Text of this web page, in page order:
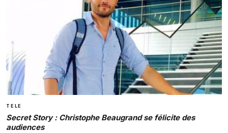
TELE
Secret Story : Christophe Beaugrand se félicite des
audiences